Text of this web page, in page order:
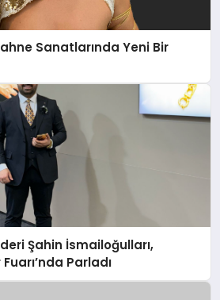
Sanatlarında Yeni Bir
Şahin İsmailoğulları,
Parladı ￼